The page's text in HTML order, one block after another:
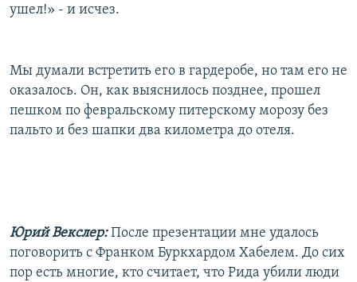
ушел!» - и исчез.
Мы думали встретить его в гардеробе, но там его не
оказалось. Он, как выяснилось позднее, прошел
пешком по февральскому питерскому морозу без
пальто и без шапки два километра до отеля.
Юрий Векслер: После презентации мне удалось
поговорить с Франком Буркхардом Хабелем. До сих
пор есть многие, кто считает, что Рида убили люди